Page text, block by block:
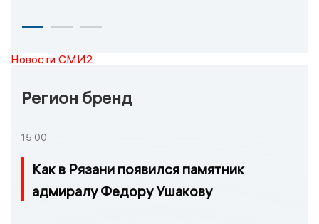
Новости СМИ2
Регион бренд
15:00
Как в Рязани появился памятник
адмиралу Федору Ушакову